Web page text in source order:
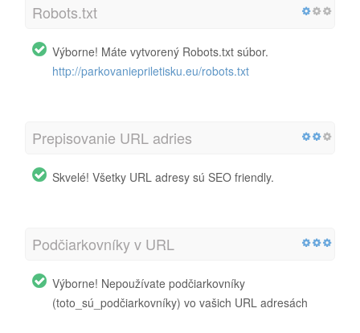
Robots.txt
Výborne! Máte vytvorený Robots.txt súbor.
http://parkovaniepriletisku.eu/robots.txt
Prepisovanie URL adries
Skvelé! Všetky URL adresy sú SEO friendly.
Podčiarkovníky v URL
Výborne! Nepoužívate podčiarkovníky
(toto_sú_podčiarkovníky) vo vašich URL adresách